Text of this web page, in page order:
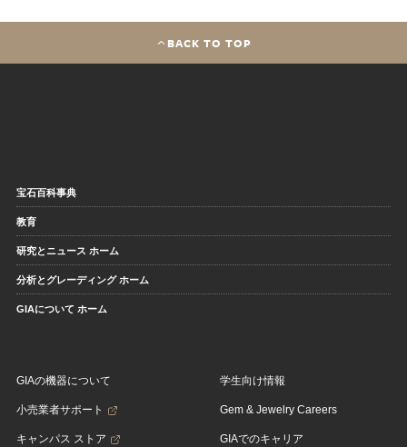
BACK TO TOP
宝石百科事典
教育
研究とニュース ホーム
分析とグレーディング ホーム
GIAについて ホーム
GIAの機器について
小売業者サポート
キャンパス ストア
学生向け情報
Gem & Jewelry Careers
GIAでのキャリア